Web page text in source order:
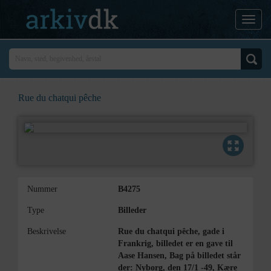
Rue du chatqui pêche
Nummer B4275
Type Billeder
Beskrivelse
Rue du chatqui pêche, gade i
Frankrig, billedet er en gave til
Aase Hansen, Bag på billedet står
der: Nyborg, den 17/1 -49, Kære